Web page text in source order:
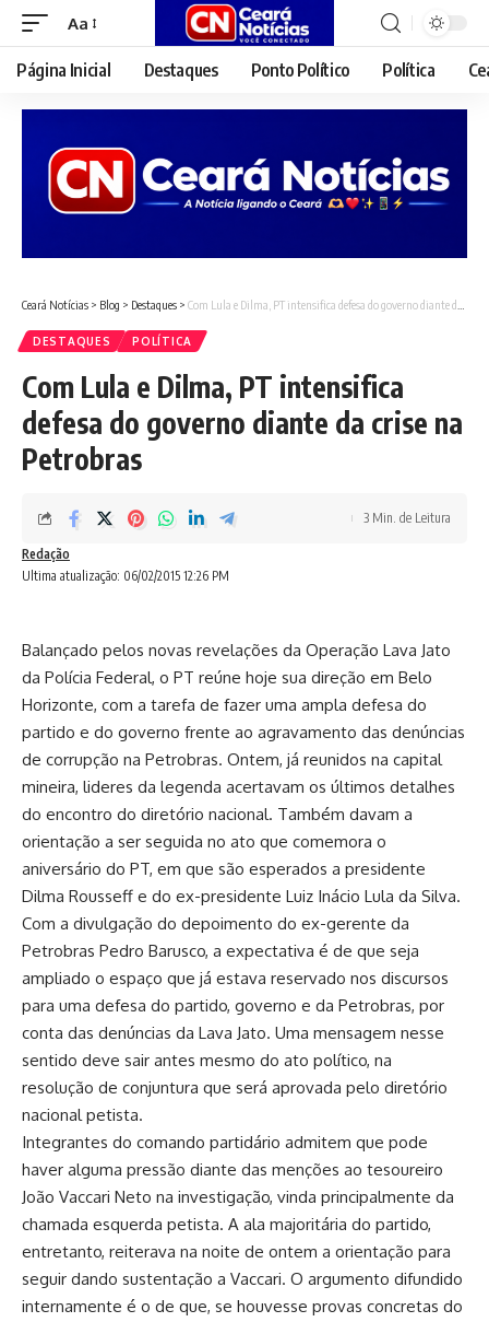
Font
Resizer
Aa
Página Inicial Destaques Ponto Político Política
Ceará Notícias > Blog > Destaques > Com Lula e Dilma, PT intensifica defesa do governo diante da crise na Petrobras
DESTAQUES POLÍTICA
Com Lula e Dilma, PT intensifica
defesa do governo diante da crise na
Petrobras
Ultima atualização: 06/02/2015 12:26 PM
Redação
3 Min. de Leitura
Balançado pelos novas revelações da Operação Lava Jato
da Polícia Federal, o PT reúne hoje sua direção em Belo
Horizonte, com a tarefa de fazer uma ampla defesa do
partido e do governo frente ao agravamento das denúncias
de corrupção na Petrobras. Ontem, já reunidos na capital
mineira, lideres da legenda acertavam os últimos detalhes
do encontro do diretório nacional. Também davam a
orientação a ser seguida no ato que comemora o
aniversário do PT, em que são esperados a presidente
Dilma Rousseff e do ex-presidente Luiz Inácio Lula da Silva.
Com a divulgação do depoimento do ex-gerente da
Petrobras Pedro Barusco, a expectativa é de que seja
ampliado o espaço que já estava reservado nos discursos
para uma defesa do partido, governo e da Petrobras, por
conta das denúncias da Lava Jato. Uma mensagem nesse
sentido deve sair antes mesmo do ato político, na
resolução de conjuntura que será aprovada pelo diretório
nacional petista.
Integrantes do comando partidário admitem que pode
haver alguma pressão diante das menções ao tesoureiro
João Vaccari Neto na investigação, vinda principalmente da
chamada esquerda petista. A ala majoritária do partido,
entretanto, reiterava na noite de ontem a orientação para
seguir dando sustentação a Vaccari. O argumento difundido
internamente é o de que, se houvesse provas concretas do